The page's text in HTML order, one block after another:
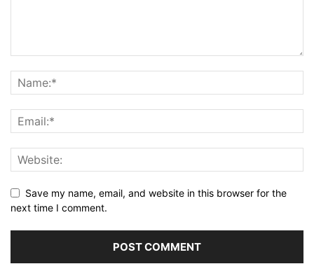
Save my name, email, and website in this browser for the
next time I comment.